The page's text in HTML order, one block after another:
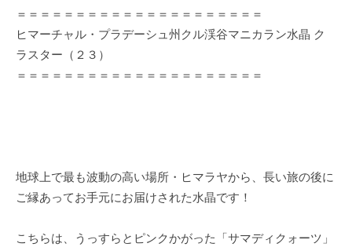
＝＝＝＝＝＝＝＝＝＝＝＝＝＝＝＝＝＝＝＝＝
ヒマーチャル・プラデーシュ州クル渓谷マニカラン水晶 ク
ラスター（２３）
＝＝＝＝＝＝＝＝＝＝＝＝＝＝＝＝＝＝＝＝＝
地球上で最も波動の高い場所・ヒマラヤから、長い旅の後に
ご縁あってお手元にお届けされた水晶です！
こちらは、うっすらとピンクかがった「サマディクォーツ」